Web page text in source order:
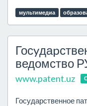
мультимедиа
ведомство
www.patent.uz
Государственное